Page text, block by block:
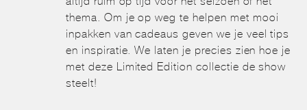
thema. Om je op weg te helpen met mooi
inpakken van cadeaus geven we je veel tips
en inspiratie. We laten je precies zien hoe je
met deze Limited Edition collectie de show
steelt!